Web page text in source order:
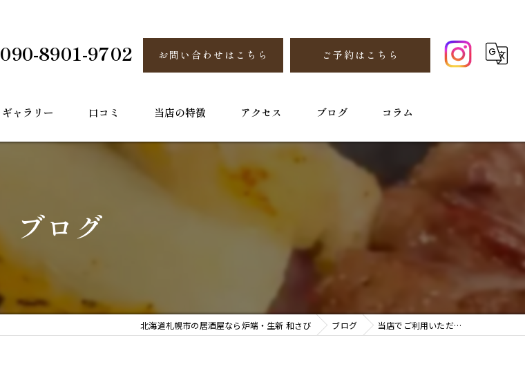
090-8901-9702 お問い合わせはこちら ご予約はこちら
ギャラリー 口コミ 当店の特徴 アクセス ブログ コラム
ブログ
北海道札幌市の居酒屋なら炉端・生新 和さび ブログ 当店でご利用いただ…